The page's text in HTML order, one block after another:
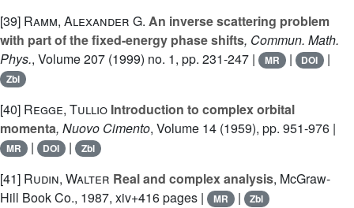
[39] Ramm, Alexander G. An inverse scattering problem
with part of the fixed-energy phase shifts, Commun. Math.
Phys., Volume 207 (1999) no. 1, pp. 231-247 | MR | DOI |
Zbl
[40] Regge, Tullio Introduction to complex orbital
momenta, Nuovo Cimento, Volume 14 (1959), pp. 951-976 |
MR | DOI | Zbl
[41] Rudin, Walter Real and complex analysis, McGraw-
Hill Book Co., 1987, xiv+416 pages |
MR | Zbl